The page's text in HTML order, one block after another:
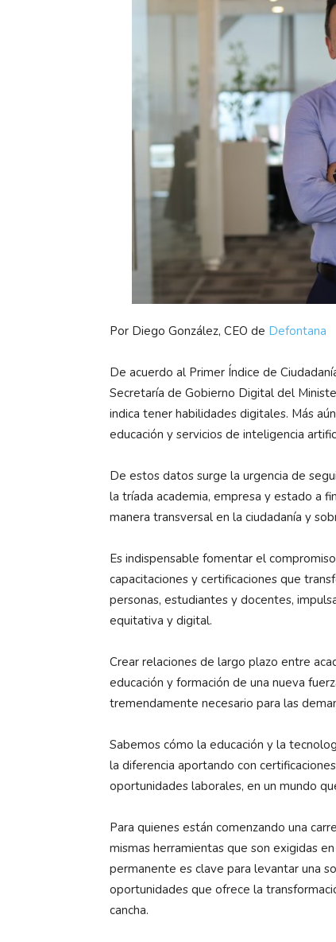
Por Diego González, CEO de Defontana
De acuerdo al Primer Índice de
Secretaría de Gobierno Digital del
indica tener habilidades digitales. Más
educación y servicios de inteligencia
De estos datos surge la urgencia de
la tríada academia, empresa y estado a
manera transversal en la ciudadanía y
Es indispensable fomentar el
capacitaciones y certificaciones que
personas, estudiantes y docentes,
equitativa y digital.
Crear relaciones de largo plazo entre
educación y formación de una nueva
tremendamente necesario para las
Sabemos cómo la educación y la
la diferencia aportando con
oportunidades laborales, en un mundo
Para quienes están comenzando una
mismas herramientas que son exigidas
permanente es clave para levantar una
oportunidades que ofrece la
cancha.